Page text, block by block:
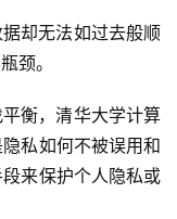
却无法如过去般顺
颈。
衡，清华大学计算
私如何不被误用和
来保护个人隐私或